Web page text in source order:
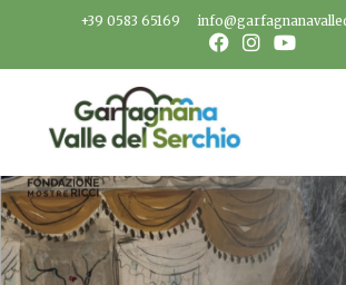
+39 0583 65169